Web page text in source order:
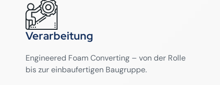
Verarbeitung
Engineered Foam Converting – von der Rolle
bis zur einbaufertigen Baugruppe.